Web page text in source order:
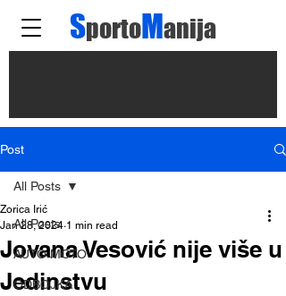
SportoManija
Post
All Posts
AUTO MOTO
ODBOJKA
All Posts
Jovana Vesović nije više u
Jedinstvu
Zorica Irić
Jan 28, 2024 1 min read